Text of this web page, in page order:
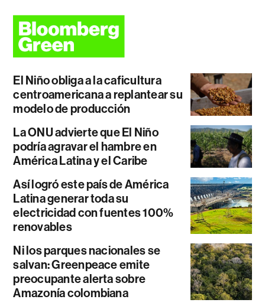
El Niño obliga a la caficultura
centroamericana a replantear su
modelo de producción
La ONU advierte que El Niño
podría agravar el hambre en
América Latina y el Caribe
Así logró este país de América
Latina generar toda su
electricidad con fuentes 100%
renovables
Ni los parques nacionales se
salvan: Greenpeace emite
preocupante alerta sobre
Amazonía colombiana